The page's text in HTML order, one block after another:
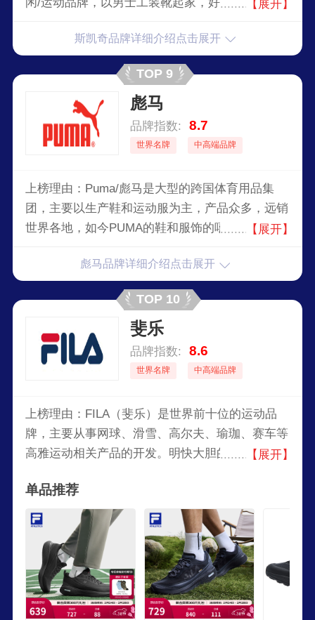
市场仅位于耐克的第二鞋类品牌，在2009年被
《FootwearPlus》杂志评为“2009鞋类产品年度最
佳公司”。其品牌产品采用的意大利手工技艺和上
乘皮革，致力打造出时尚优雅、品质优良的鞋类。
【展开】
斯凯奇品牌详细介绍点击展开
TOP 9
彪马
品牌指数: 8.7
世界名牌 中高端品牌
上榜理由：Puma/彪马是大型的跨国体育用品集
团，主要以生产鞋和运动服为主，产品众多，远销
世界各地，如今PUMA的鞋和服饰的嘻哈文化涂鸦
Puma还采用了“明星效应”的有力宣传，为许多知
名运动员和明星量身定做了秋衣和球鞋，就连麦当
娜的世界巡回演唱会中，也是穿着PUMA的鞋。
【展开】
彪马品牌详细介绍点击展开
TOP 10
斐乐
品牌指数: 8.6
世界名牌 中高端品牌
上榜理由：FILA（斐乐）是世界前十位的运动品
牌，主要从事网球、滑雪、高尔夫、瑜珈、赛车等
高雅运动相关产品的开发。明快大胆的设计风格、
FILA（斐乐）在国际顶尖运动品牌中风韵独具，誉
满全球。品牌于1911年由FILA兄弟在意大利
BIELLA创立，至今已经有一百多年历史。上个世
纪七十年代，FILA配合多元化策略，拓展运动服装
业务。并在之后的岁月里先后开发了高尔夫、网
球、健身，瑜伽、跑步及滑雪系列，最终奠定了世
界著名运动品牌的中坚地位，被认为是艺术的代
【展开】
单品推荐